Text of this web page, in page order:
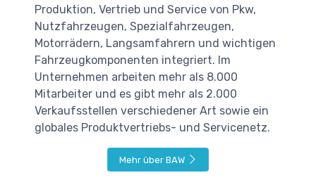
Produktion, Vertrieb und Service von Pkw,
Nutzfahrzeugen, Spezialfahrzeugen,
Motorrädern, Langsamfahrern und wichtigen
Fahrzeugkomponenten integriert. Im
Unternehmen arbeiten mehr als 8.000
Mitarbeiter und es gibt mehr als 2.000
Verkaufsstellen verschiedener Art sowie ein
globales Produktvertriebs- und Servicenetz.
Mehr über BAW